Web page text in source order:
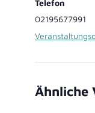
Telefon
02195677991
Ähnliche